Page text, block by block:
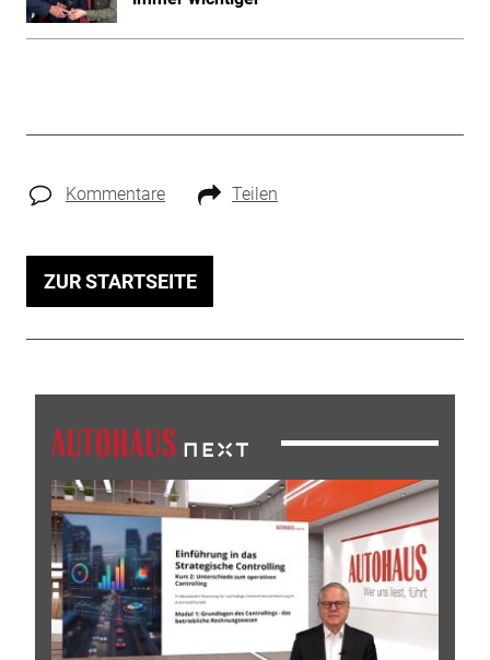
Kommentare Teilen
ZUR STARTSEITE